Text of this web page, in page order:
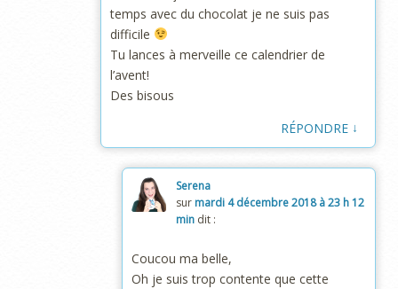
temps avec du chocolat je ne suis pas
difficile
Tu lances à merveille ce calendrier de
l’avent!
Des bisous
RÉPONDRE ↓
Serena
sur mardi 4 décembre 2018 à 23 h 12
min dit :
Coucou ma belle,
Oh je suis trop contente que cette